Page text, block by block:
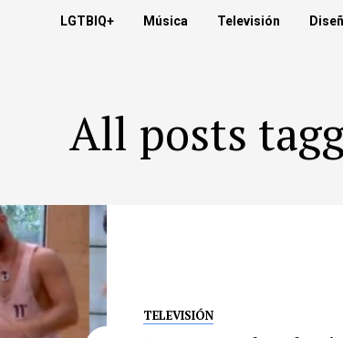
LGTBIQ+ Música Televisión
All posts
TELEVISIÓN